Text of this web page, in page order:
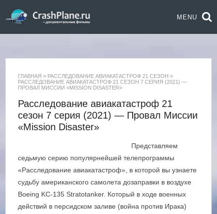
MENU
ГЛАВНАЯ » РАССЛЕДОВАНИЕ АВИАКАТАСТРОФ 21 СЕЗОН »
РАССЛЕДОВАНИЕ АВИАКАТАСТРОФ 21 СЕЗОН 7 СЕРИЯ (2021) —
ПРОВАЛ МИССИИ «MISSION DISASTER»
Расследование авиакатастроф 21
сезон 7 серия (2021) — Провал Миссии
«Mission Disaster»
Представляем
седьмую серию популярнейшей телепрограммы
«Расследование авиакатастроф», в которой вы узнаете
судьбу американского самолета дозаправки в воздухе
Boeing KC-135 Stratotanker. Который в ходе военных
действий в персидском заливе (война против Ирака)